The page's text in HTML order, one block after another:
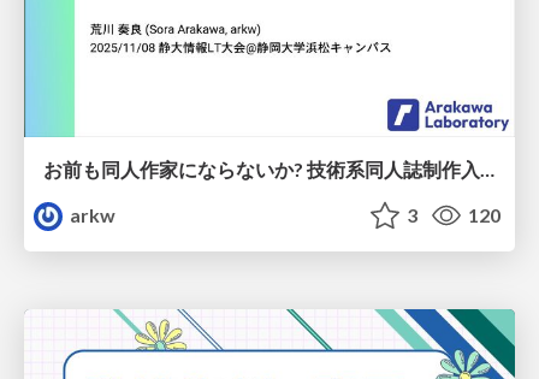
お前も同人作家にならないか? 技術系同人誌制作入門
arkw
3 120